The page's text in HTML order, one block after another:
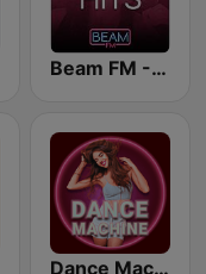
Beam FM - Adult Hits
Dance Machine